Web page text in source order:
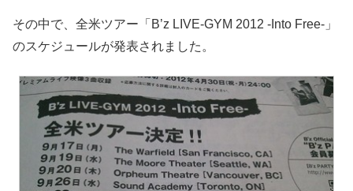
その中で、全米ツアー「B’z LIVE-GYM 2012 -Into Free-」
のスケジュールが発表されました。